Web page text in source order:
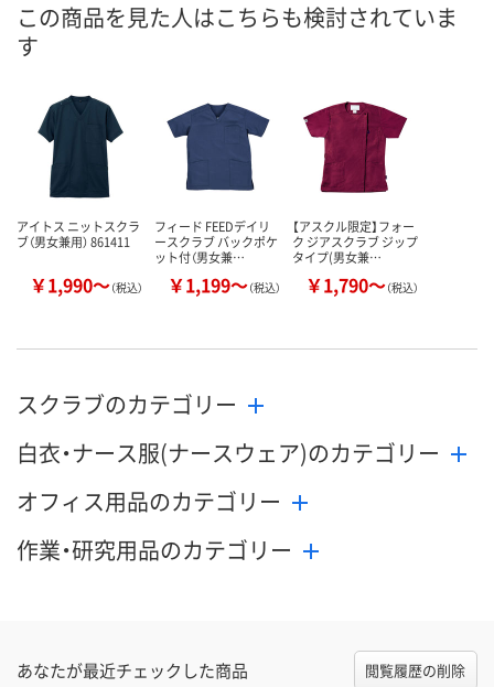
お届け日
数量
カゴへ カゴへ
この商品を見た人はこちらも検討されていま
す
アイトス ニットスクラ
ブ（男女兼用） 861411
￥1,990～（税込）
フィード FEEDデイリ
ースクラブ バックポケ
ット付（男女兼…
￥1,199～（税込）
【アスクル限定】フォー
ク ジアスクラブ ジップ
タイプ(男女兼…
￥1,790～（税込）
スクラブのカテゴリー
白衣・ナース服(ナースウェア)のカテゴリー
オフィス用品のカテゴリー
作業・研究用品のカテゴリー
あなたが最近チェックした商品 閲覧履歴の削除